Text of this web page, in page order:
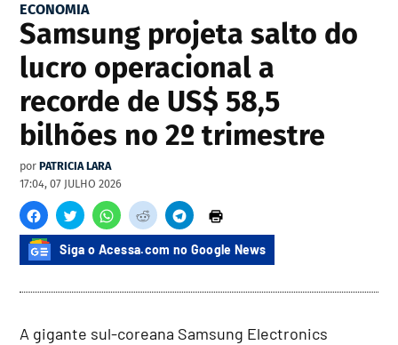
ECONOMIA
Samsung projeta salto do
lucro operacional a
recorde de US$ 58,5
bilhões no 2º trimestre
por PATRICIA LARA
17:04, 07 JULHO 2026
Siga o Acessa.com no Google News
A gigante sul-coreana Samsung Electronics